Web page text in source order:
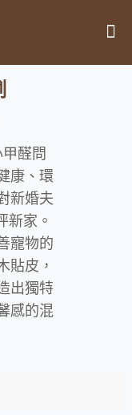
醛問
康、環
新婚夫
新家。
寵物的
貼皮，
出獨特
感的混